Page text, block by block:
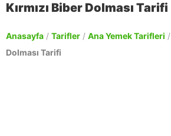
Kırmızı Biber Dolması Tarifi
Anasayfa / Tarifler / Ana Yemek Tarifleri /
Dolması Tarifi